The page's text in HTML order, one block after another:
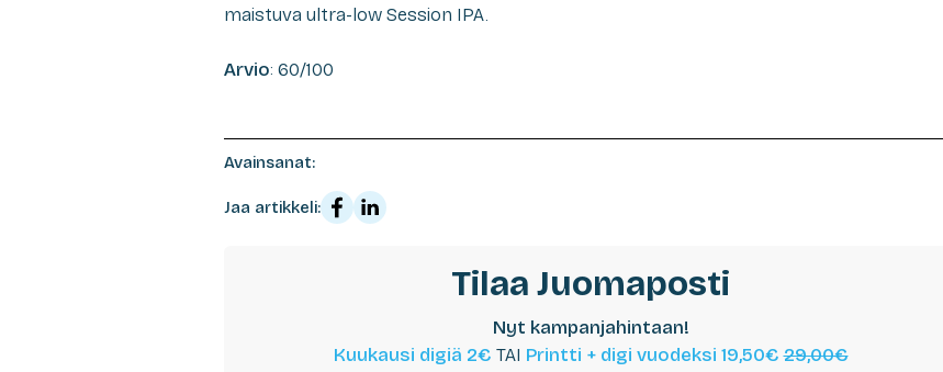
maistuva ultra-low Session IPA.
Arvio: 60/100
Avainsanat:
Jaa artikkeli:
Tilaa Juomaposti
Nyt kampanjahintaan!
Kuukausi digiä 2€ TAI Printti + digi vuodeksi 19,50€29,00€